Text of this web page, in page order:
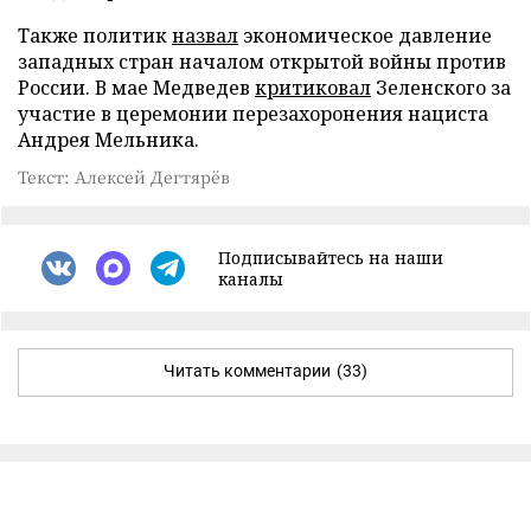
Также политикназвал экономическое давление
западных стран началом открытой войны против
России. В мае Медведев критиковал Зеленского за
участие в церемонии перезахоронения нациста
Андрея Мельника.
Текст: Алексей Дегтярёв
Подписывайтесь на наши
каналы
Читать комментарии (33)